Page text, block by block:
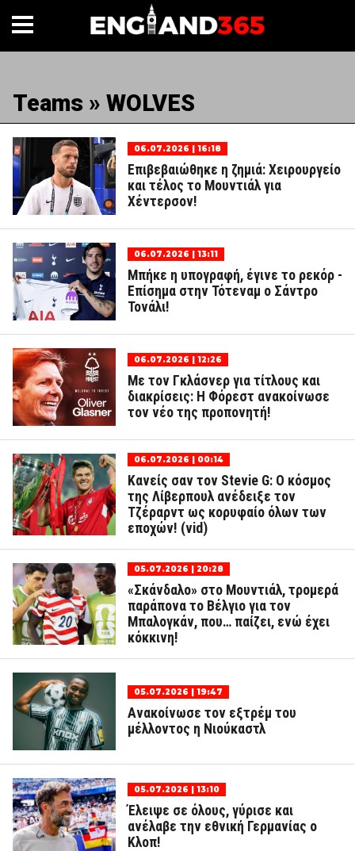
Teams » WOLVES
06.07.2026 | 16:18
Επιβεβαιώθηκε η ζημιά: Χειρουργείο
και τέλος το Μουντιάλ για
Χέντερσον!
06.07.2026 | 13:11
Μπήκε η υπογραφή, έγινε το ρεκόρ -
Επίσημα στην Τότεναμ ο Σάντρο
Τονάλι!
06.07.2026 | 12:26
Με τον Γκλάσνερ για τίτλους και
διακρίσεις: Η Φόρεστ ανακοίνωσε
τον νέο της προπονητή!
06.07.2026 | 00:14
Κανείς σαν τον Stevie G: Ο κόσμος
της Λίβερπουλ ανέδειξε τον
Τζέραρντ ως κορυφαίο όλων των
εποχών! (vid)
05.07.2026 | 20:28
«Σκάνδαλο» στο Μουντιάλ, τρομερά
παράπονα το Βέλγιο για τον
Μπαλογκάν, που… παίζει, ενώ έχει
κόκκινη!
05.07.2026 | 19:47
Ανακοίνωσε τον εξτρέμ του
μέλλοντος η Νιούκαστλ
05.07.2026 | 13:10
Έλειψε σε όλους, γύρισε και
ανέλαβε την εθνική Γερμανίας ο
Κλοπ!